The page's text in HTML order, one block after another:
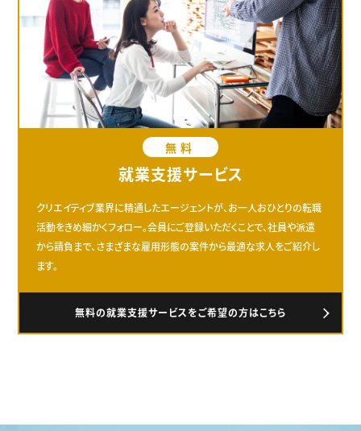
無料
就業支援サービス
クリエイティブ業界に精通したエージェントが、お一人おひとりの転職
活動をきめ細かくフォロー。会員にご登録いただくことで、社員や派遣
から請負まで、さまざまな雇用形態の案件から最適な求人をご紹介し
ます。
無料の就業支援サービスをご希望の方はこちら